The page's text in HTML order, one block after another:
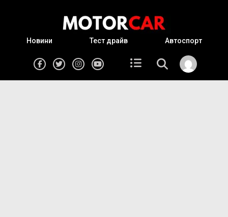
Новини Тест драйв Автоспорт